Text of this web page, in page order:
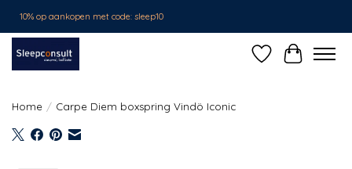
10% op aankopen met code: sleep10
Verlanglijst
Home / Carpe Diem boxspring Vindö Iconic